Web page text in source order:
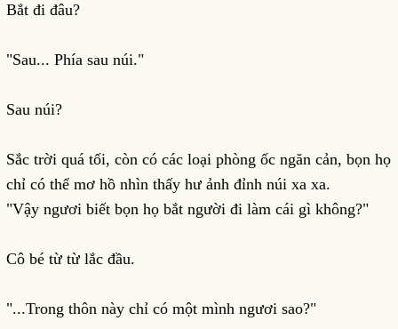
Bắt đi đâu?
"Sau... Phía sau núi."
Sau núi?
Sắc trời quá tối, còn có các loại phòng ốc ngăn cản, bọn họ
chỉ có thể mơ hồ nhìn thấy hư ảnh đỉnh núi xa xa.
"Vậy ngươi biết bọn họ bắt người đi làm cái gì không?"
Cô bé từ từ lắc đầu.
"...Trong thôn này chỉ có một mình ngươi sao?"